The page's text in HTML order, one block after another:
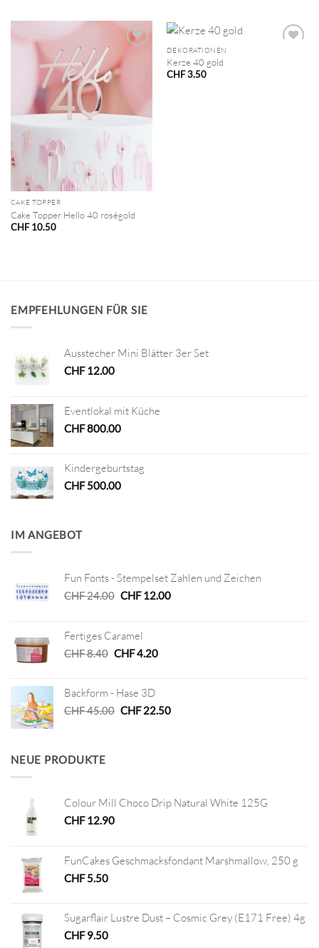
CAKE TOPPER
Cake Topper Hello 40 roségold
CHF10.50
DEKORATIONEN
Kerze 40 gold
CHF3.50
EMPFEHLUNGEN FÜR SIE
Ausstecher Mini Blätter 3er Set
CHF12.00
Eventlokal mit Küche
CHF800.00
Kindergeburtstag
CHF500.00
IM ANGEBOT
Fun Fonts - Stempelset Zahlen und Zeichen
CHF24.00 Ursprünglicher
CHF 24.00
CHF12.00Aktueller
Fertiges Caramel
CHF8.40 Ursprünglicher
CHF 8.40
CHF4.20Aktueller
Backform - Hase 3D
CHF45.00 Ursprünglicher
CHF22.50Aktueller
NEUE PRODUKTE
Colour Mill Choco Drip Natural White 125G
CHF12.90
FunCakes Geschmacksfondant Marshmallow, 250 g
CHF5.50
Sugarflair Lustre Dust – Cosmic Grey (E171 Free) 4g
CHF9.50